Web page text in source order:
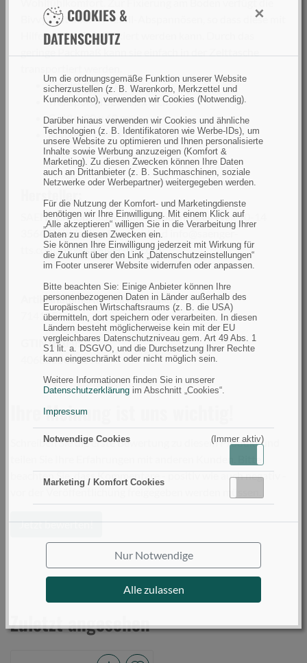
COOKIES &
DATENSCHUTZ
×
Um die ordnungsgemäße Funktion unserer Website
sicherzustellen (z. B. Warenkorb, Merkzettel und
Kundenkonto), verwenden wir Cookies (Notwendig).
Darüber hinaus verwenden wir Cookies und ähnliche
Technologien (z. B. Identifikatoren wie Werbe-IDs), um
unsere Website zu optimieren und Ihnen personalisierte
Inhalte sowie Werbung anzuzeigen (Komfort &
Marketing). Zu diesen Zwecken können Ihre Daten
auch an Drittanbieter (z. B. Suchmaschinen, soziale
Netzwerke oder Werbepartner) weitergegeben werden.
Für die Nutzung der Komfort- und Marketingdienste
benötigen wir Ihre Einwilligung. Mit einem Klick auf
„Alle akzeptieren“ willigen Sie in die Verarbeitung Ihrer
Daten zu diesen Zwecken ein.
Sie können Ihre Einwilligung jederzeit mit Wirkung für
die Zukunft über den Link „Datenschutzeinstellungen“
im Footer unserer Website widerrufen oder anpassen.
Bitte beachten Sie: Einige Anbieter können Ihre
personenbezogenen Daten in Länder außerhalb des
Europäischen Wirtschaftsraums (z. B. die USA)
übermitteln, dort speichern oder verarbeiten. In diesen
Ländern besteht möglicherweise kein mit der EU
vergleichbares Datenschutzniveau gem. Art 49 Abs. 1
S1 lit. a. DSGVO, und die Durchsetzung Ihrer Rechte
kann eingeschränkt oder nicht möglich sein.
Weitere Informationen finden Sie in unserer
Datenschutzerklärung im Abschnitt „Cookies“.
Impressum
Notwendige Cookies (Immer aktiv)
Marketing / Komfort Cookies
Nur Notwendige
Alle zulassen
Bivvy Mat über 4 Metall-Abspannösen, so dass diese mit
Hilfe von Heringen fixiert werden kann. Durch das
Gewicht: 0,5 kg
Transportgröße: 60 x 8 cm
Größe: 90 x 60 cm
Material: PVA + Neopren
Hersteller:
SAENGER Top Tackle GmbH Bodenroder Weg 10-14
35647 Waldsolms Deutschland info@saenger-
tts.com,info@saenger-tts.com
Artikelnummer(n) des Herstellers
7141951
GTIN (EAN):
4068085031216
Ihre Meinung ist uns wichtig!
Schreiben Sie die erste Bewertung zu diesem Produkt und
beachten Sie, dass Kommentare - positiv wie auch negativ -
vor der Veröffentlichung freigegeben werden müssen.
Jetzt bewerten!
Zuletzt angesehen